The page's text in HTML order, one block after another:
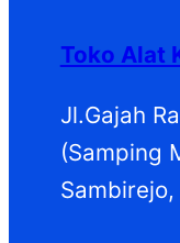
Toko Alat
Jl.Gajah
(Samping